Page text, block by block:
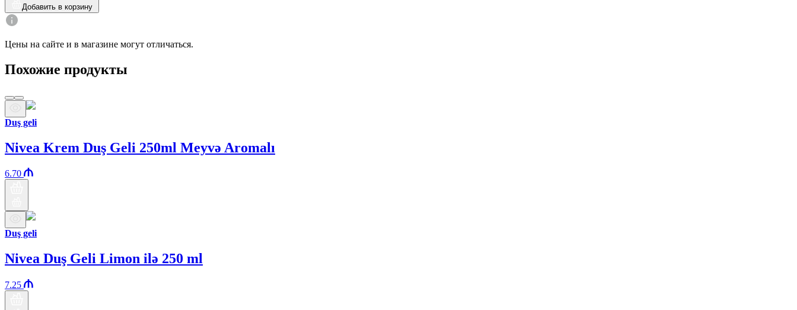
Добавить в корзину
Цены на сайте и в магазине могут отличаться.
Похожие продукты
Duş geli
Nivea Krem Duş Geli 250ml Meyvə Aromalı
6.70
Duş geli
Nivea Duş Geli Limon ilə 250 ml
7.25